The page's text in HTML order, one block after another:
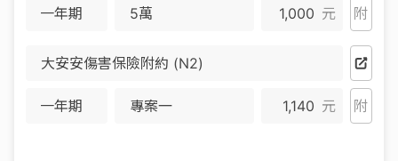
一年期 5萬 1,000 元 附
大安安傷害保險附約 (N2)
一年期 專案一 1,140 元 附